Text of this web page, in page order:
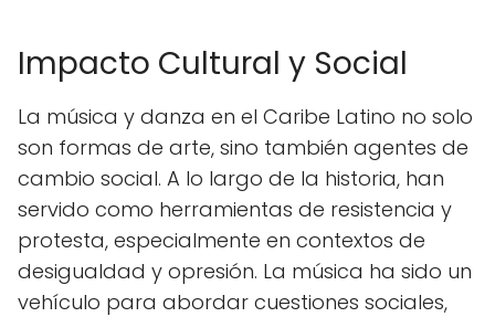
Impacto Cultural y Social
La música y danza en el Caribe Latino no solo
son formas de arte, sino también agentes de
cambio social. A lo largo de la historia, han
servido como herramientas de resistencia y
protesta, especialmente en contextos de
desigualdad y opresión. La música ha sido un
vehículo para abordar cuestiones sociales,